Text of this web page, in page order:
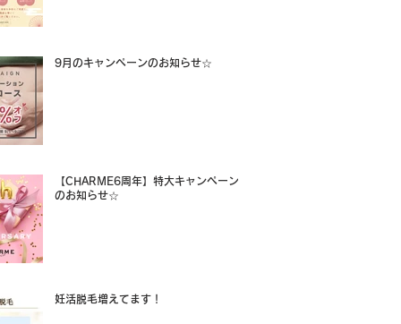
9月のキャンペーンのお知らせ☆
【CHARME6周年】特大キャンペーン
のお知らせ☆
妊活脱毛増えてます！